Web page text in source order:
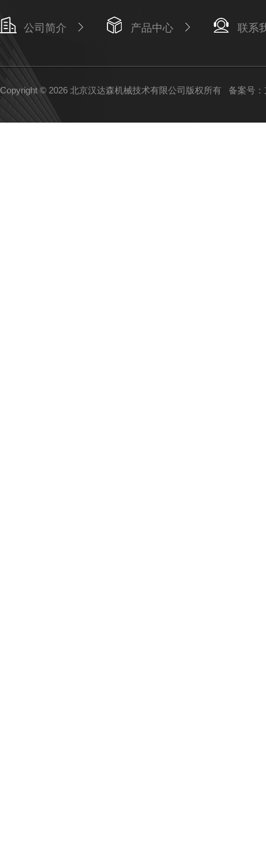
公司简介 产品中心 联系
Copyright © 2026 北京汉达森机械技术有限公司版权所有 备案号：